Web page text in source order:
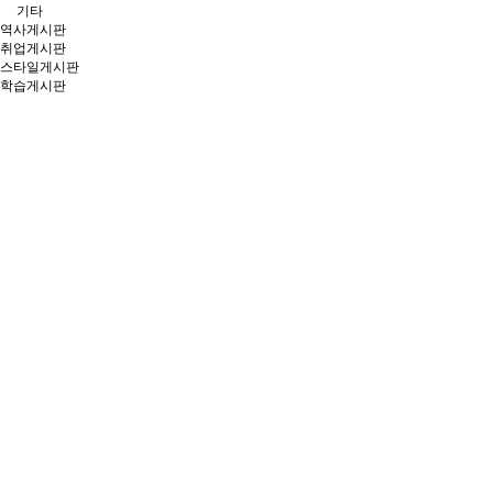
기타
역사게시판
취업게시판
스타일게시판
학습게시판